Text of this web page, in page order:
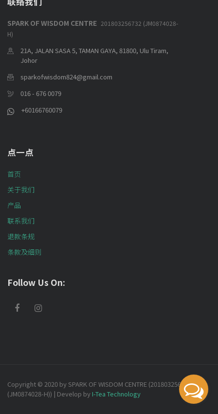
SPARK OF WISDOM CENTRE 201803256732 (JM0874028-
H)
21A, JALAN SASA 5, TAMAN GAYA, 81800, Ulu Tiram,
Johor
sparkofwisdom824@gmail.com
016 - 676 0079
+60166760079
点一点
首页
关于我们
产品
联系我们
退款条规
条款及细则
Follow Us On:
Copyright © 2020 by SPARK OF WISDOM CENTRE (201803256732
(JM0874028-H)) | Develop byI-Tea Technology